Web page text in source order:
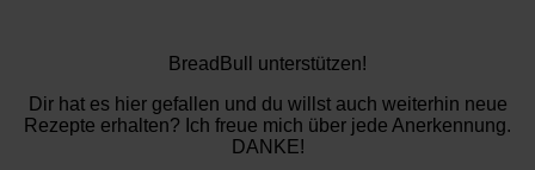
BreadBull unterstützen!
Dir hat es hier gefallen und du willst auch weiterhin neue
Rezepte erhalten? Ich freue mich über jede Anerkennung.
DANKE!